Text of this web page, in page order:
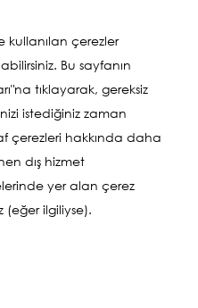
kullanılan çerezler
Bu sayfanın
tıklayarak, gereksiz
istediğiniz zaman
çerezleri hakkında daha
dış hizmet
yer alan çerez
(eğer ilgiliyse).